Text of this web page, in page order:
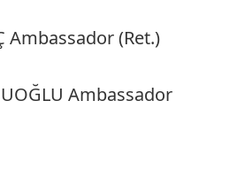
Ambassador (Ret.)
Ambassador